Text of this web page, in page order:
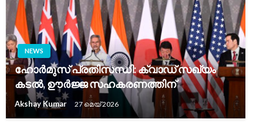
NEWS
ഹോർമുസ് പ്രതിസന്ധി: ക്വാഡ് സഖ്യം
കടൽ, ഊർജ്ജ സഹകരണത്തിന്
Akshay Kumar 27 മെയ്‌ 2026